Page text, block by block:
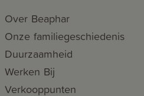
Over Beaphar
Onze familiegeschiedenis
Duurzaamheid
Werken Bij
Verkooppunten